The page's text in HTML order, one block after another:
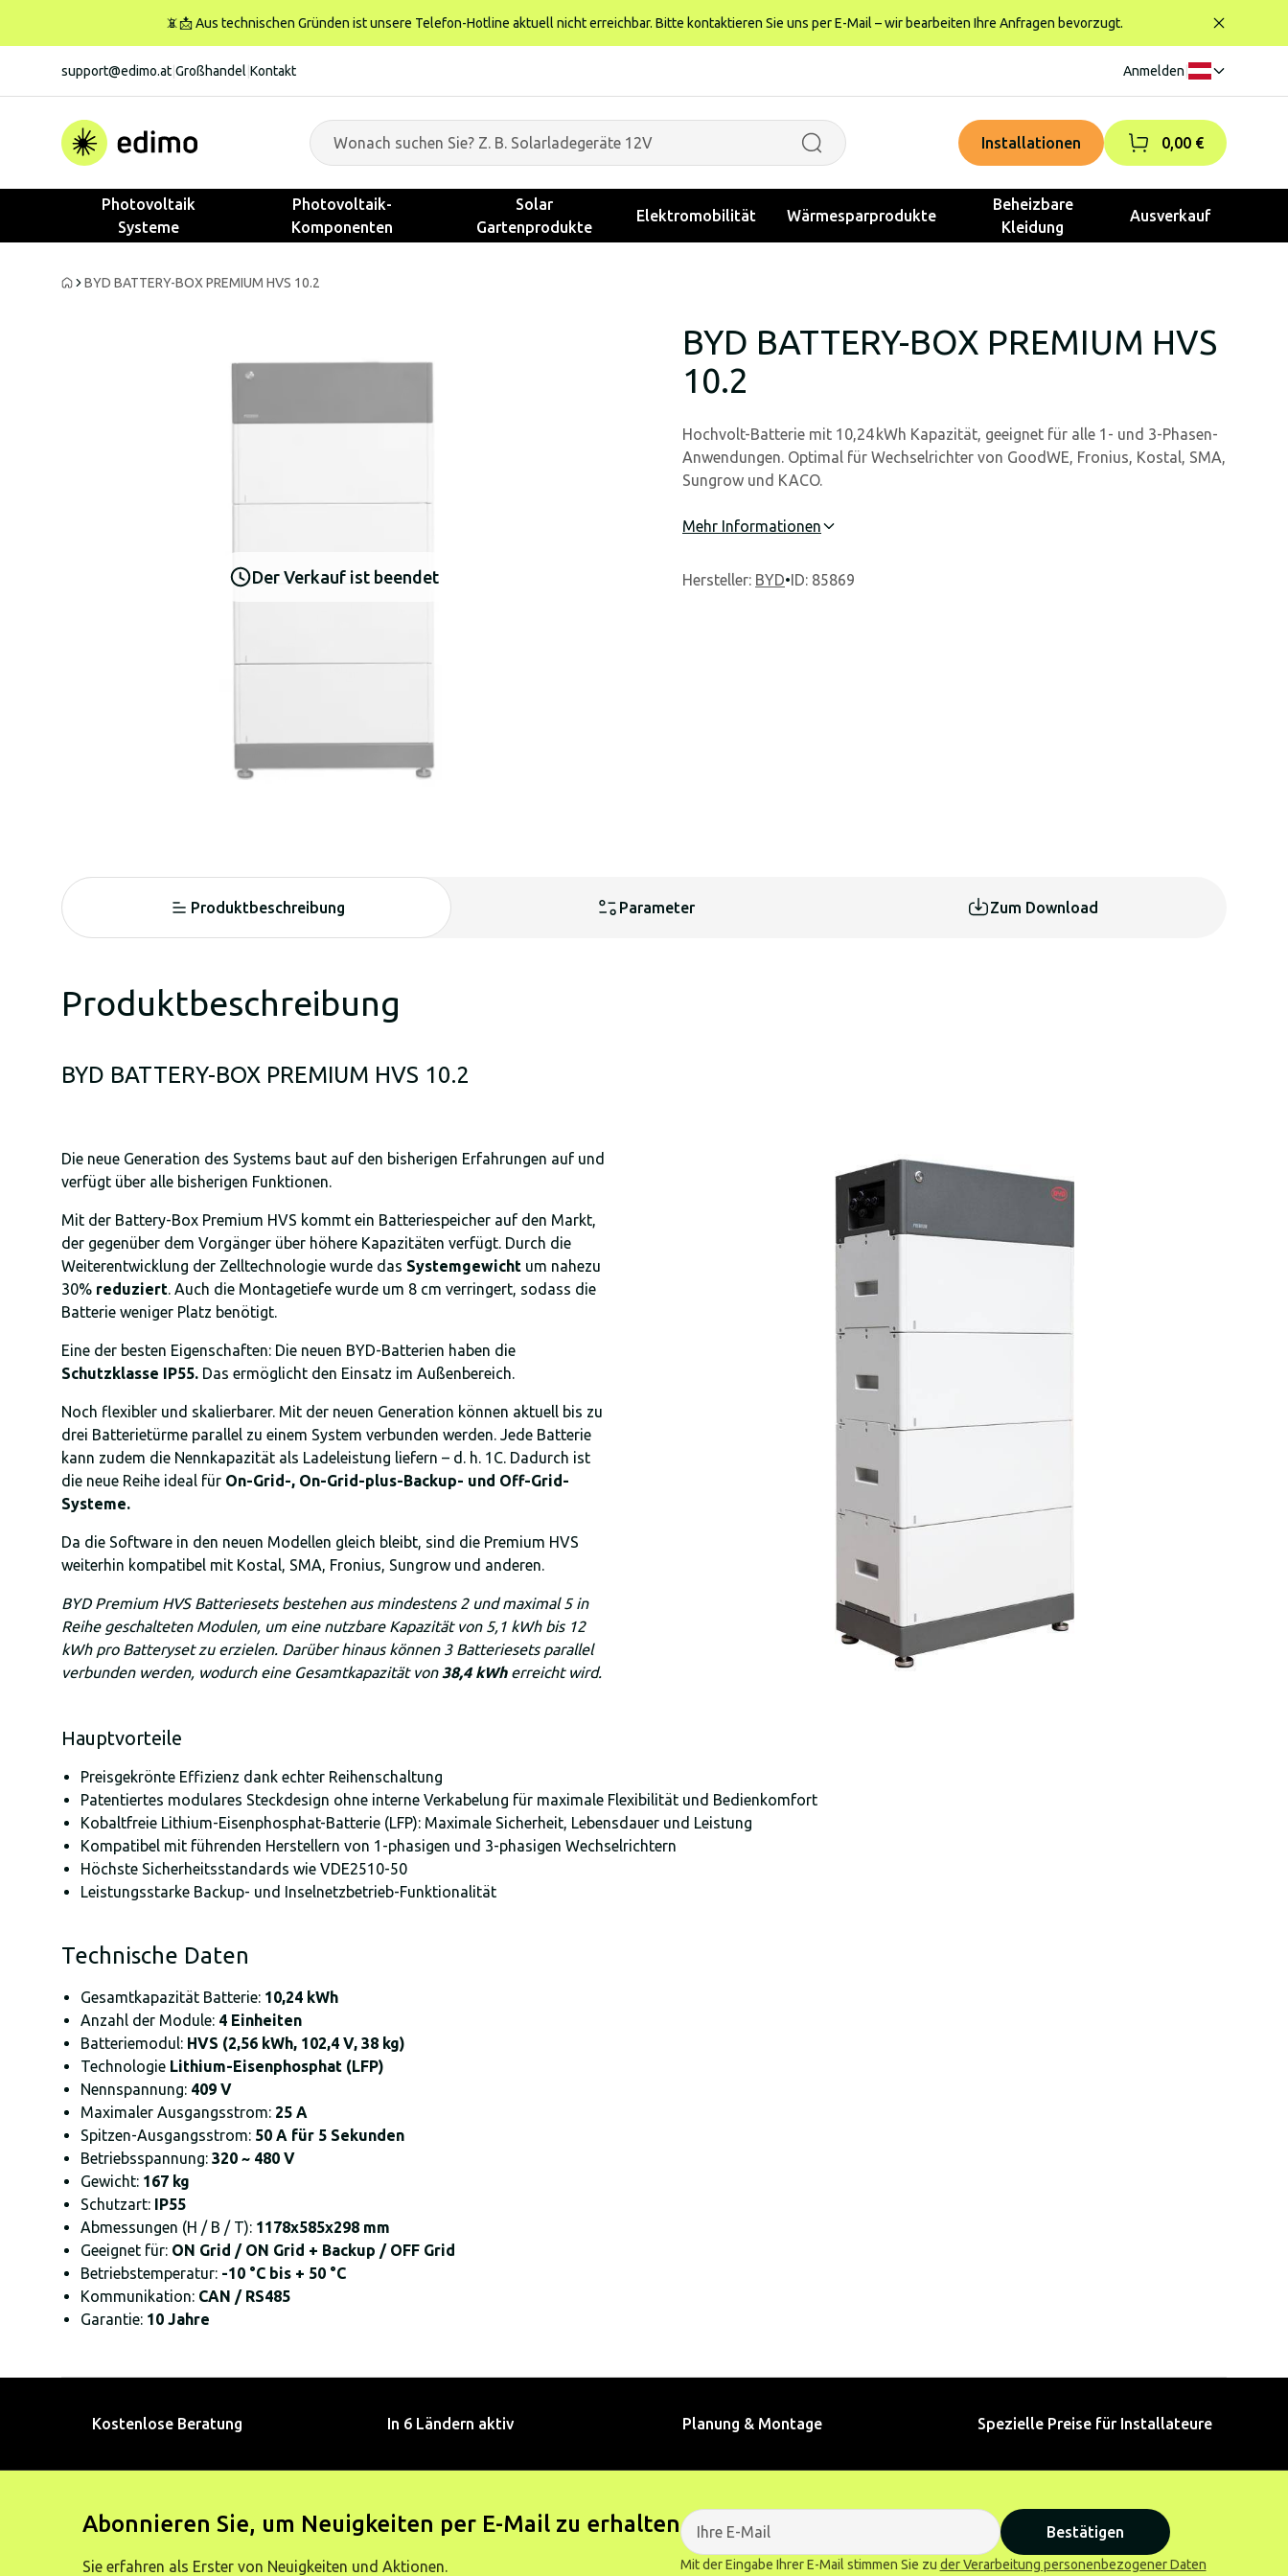
📵📩 Aus technischen Gründen ist unsere Telefon-Hotline aktuell nicht erreichbar. Bitte kontaktieren Sie uns per E-Mail – wir bearbeiten Ihre Anfragen bevorzugt.
support@edimo.at Großhandel Kontakt Anmelden
Installationen 0,00 €
Photovoltaik
Systeme
Photovoltaik-
Komponenten
Solar
Gartenprodukte
Elektromobilität Wärmesparprodukte
Beheizbare
Kleidung
Ausverkauf
BYD BATTERY-BOX PREMIUM HVS 10.2
Der Verkauf ist beendet
BYD BATTERY-BOX PREMIUM HVS
10.2
Hochvolt-Batterie mit 10,24 kWh Kapazität, geeignet für alle 1- und 3-Phasen-
Anwendungen. Optimal für Wechselrichter von GoodWE, Fronius, Kostal, SMA,
Sungrow und KACO.
Mehr Informationen
Hersteller: BYD•ID: 85869
Produktbeschreibung Parameter Zum Download
Produktbeschreibung
BYD BATTERY-BOX PREMIUM HVS 10.2
Die neue Generation des Systems baut auf den bisherigen Erfahrungen auf und
verfügt über alle bisherigen Funktionen.
Mit der Battery-Box Premium HVS kommt ein Batteriespeicher auf den Markt,
der gegenüber dem Vorgänger über höhere Kapazitäten verfügt. Durch die
Weiterentwicklung der Zelltechnologie wurde das Systemgewicht um nahezu
30% reduziert. Auch die Montagetiefe wurde um 8 cm verringert, sodass die
Batterie weniger Platz benötigt.
Eine der besten Eigenschaften: Die neuen BYD-Batterien haben die
Schutzklasse IP55. Das ermöglicht den Einsatz im Außenbereich.
Noch flexibler und skalierbarer. Mit der neuen Generation können aktuell bis zu
drei Batterietürme parallel zu einem System verbunden werden. Jede Batterie
kann zudem die Nennkapazität als Ladeleistung liefern – d. h. 1C. Dadurch ist
die neue Reihe ideal für On-Grid-, On-Grid-plus-Backup- und Off-Grid-
Systeme.
Da die Software in den neuen Modellen gleich bleibt, sind die Premium HVS
weiterhin kompatibel mit Kostal, SMA, Fronius, Sungrow und anderen.
BYD Premium HVS Batteriesets bestehen aus mindestens 2 und maximal 5 in
Reihe geschalteten Modulen, um eine nutzbare Kapazität von 5,1 kWh bis 12
kWh pro Batteryset zu erzielen. Darüber hinaus können 3 Batteriesets parallel
verbunden werden, wodurch eine Gesamtkapazität von 38,4 kWherreicht wird.
Hauptvorteile
Preisgekrönte Effizienz dank echter Reihenschaltung
Patentiertes modulares Steckdesign ohne interne Verkabelung für maximale Flexibilität und Bedienkomfort
Kobaltfreie Lithium-Eisenphosphat-Batterie (LFP): Maximale Sicherheit, Lebensdauer und Leistung
Kompatibel mit führenden Herstellern von 1-phasigen und 3-phasigen Wechselrichtern
Höchste Sicherheitsstandards wie VDE2510-50
Leistungsstarke Backup- und Inselnetzbetrieb-Funktionalität
Technische Daten
Gesamtkapazität Batterie: 10,24 kWh
Anzahl der Module: 4 Einheiten
Batteriemodul: HVS (2,56 kWh, 102,4 V, 38 kg)
Technologie Lithium-Eisenphosphat (LFP)
Nennspannung: 409 V
Maximaler Ausgangsstrom: 25 A
Spitzen-Ausgangsstrom: 50 A für 5 Sekunden
Betriebsspannung: 320 ~ 480 V
Gewicht: 167 kg
Schutzart: IP55
Abmessungen (H / B / T): 1178x585x298 mm
Geeignet für: ON Grid / ON Grid + Backup / OFF Grid
Betriebstemperatur: -10 °C bis + 50 °C
Kommunikation: CAN / RS485
Garantie: 10 Jahre
Kostenlose Beratung In 6 Ländern aktiv Planung & Montage Spezielle Preise für Installateure
Abonnieren Sie, um Neuigkeiten per E-Mail zu erhalten
Sie erfahren als Erster von Neuigkeiten und Aktionen.
Bestätigen
Mit der Eingabe Ihrer E-Mail stimmen Sie zu der Verarbeitung personenbezogener Daten